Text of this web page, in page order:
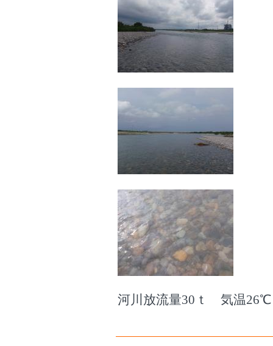
河川放流量30ｔ 気温